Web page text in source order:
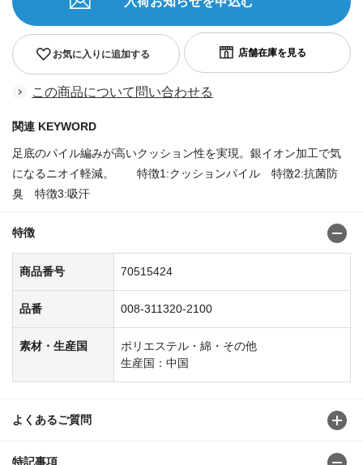
お気に入りに追加する
この商品について問い合わせる
関連 KEYWORD
足底のパイル編みが高いクッション性を実現。銀イオン加工で気
になるニオイ軽減。 特徴1:クッションパイル 特徴2:抗菌防
臭 特徴3:吸汗
特徴
商品番号 70515424
品番 008-311320-2100
素材・生産国
ポリエステル・綿・その他
生産国：中国
よくあるご質問
特記事項